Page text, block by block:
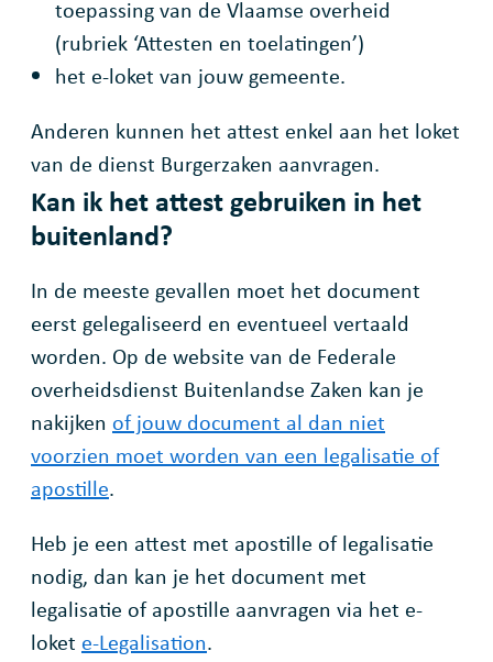
toepassing van de Vlaamse overheid
(rubriek ‘Attesten en toelatingen’)
het e-loket van jouw gemeente.
Anderen kunnen het attest enkel aan het loket
van de dienst Burgerzaken aanvragen.
Kan ik het attest gebruiken in het
buitenland?
In de meeste gevallen moet het document
eerst gelegaliseerd en eventueel vertaald
worden. Op de website van de Federale
overheidsdienst Buitenlandse Zaken kan je
nakijken of jouw document al dan niet
voorzien moet worden van een legalisatie of
apostille.
Heb je een attest met apostille of legalisatie
nodig, dan kan je het document met
legalisatie of apostille aanvragen via het e-
loket e-Legalisation.